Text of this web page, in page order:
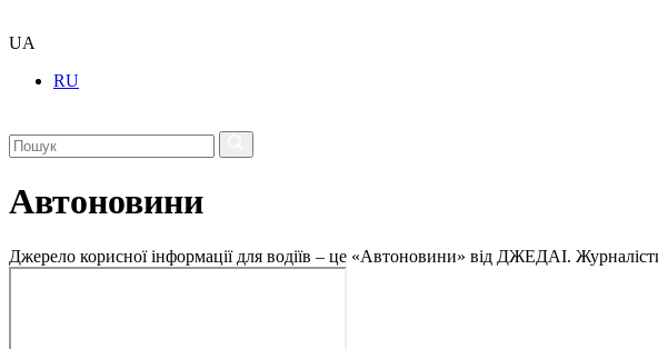
UA
RU
Автоновини
Джерело корисної інформації для водіїв – це «Автоновини» від ДЖЕДАІ.